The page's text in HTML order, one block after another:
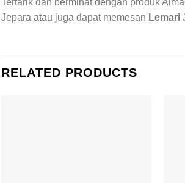
Jepara atau juga dapat memesan Lemari
RELATED PRODUCTS